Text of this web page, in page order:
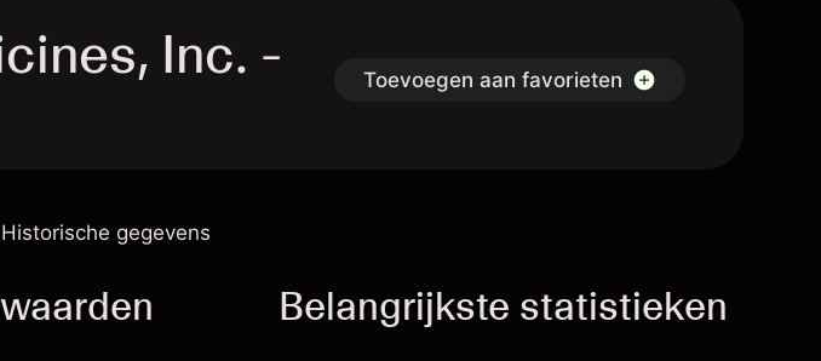
Inc. - Toevoegen aan favorieten
Historische gegevens
Belangrijkste statistieken